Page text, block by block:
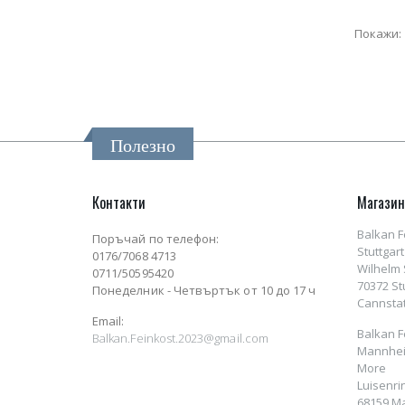
Покажи:
Полезно
Контакти
Поръчай по телефон:
0176/7068 4713
0711/50595420
Понеделник - Четвъртък от 10 до 17 ч
Email:
Balkan.Feinkost.2023@gmail.com
Balkan
Stuttgart
Wilhelm
70372
Balkan
More